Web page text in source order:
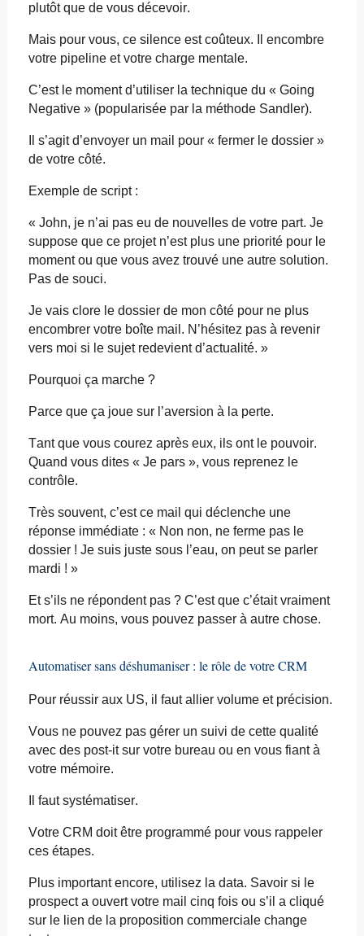
plutôt que de vous décevoir.
Mais pour vous, ce silence est coûteux. Il encombre
votre pipeline et votre charge mentale.
C’est le moment d’utiliser la technique du « Going
Negative» (popularisée par la méthode Sandler).
Il s’agit d’envoyer un mail pour « fermer le dossier »
de votre côté.
Exemple de script :
« John, je n’ai pas eu de nouvelles de votre part. Je
suppose que ce projet n’est plus une priorité pour le
moment ou que vous avez trouvé une autre solution.
Pas de souci.
Je vais clore le dossier de mon côté pour ne plus
encombrer votre boîte mail. N’hésitez pas à revenir
vers moi si le sujet redevient d’actualité. »
Pourquoi ça marche ?
Parce que ça joue sur l’aversion à la perte.
Tant que vous courez après eux, ils ont le pouvoir.
Quand vous dites « Je pars », vous reprenez le
contrôle.
Très souvent, c’est ce mail qui déclenche une
réponse immédiate : « Non non, ne ferme pas le
dossier ! Je suis juste sous l’eau, on peut se parler
mardi ! »
Et s’ils ne répondent pas ? C’est que c’était vraiment
mort. Au moins, vous pouvez passer à autre chose.
Automatiser sans déshumaniser : le rôle de votre CRM
Pour réussir aux US, il faut allier volume et précision.
Vous ne pouvez pas gérer un suivi de cette qualité
avec des post-it sur votre bureau ou en vous fiant à
votre mémoire.
Il faut systématiser.
Votre CRM doit être programmé pour vous rappeler
ces étapes.
Plus important encore, utilisez la data. Savoir si le
prospect a ouvert votre mail cinq fois ou s’il a cliqué
sur le lien de la proposition commerciale change